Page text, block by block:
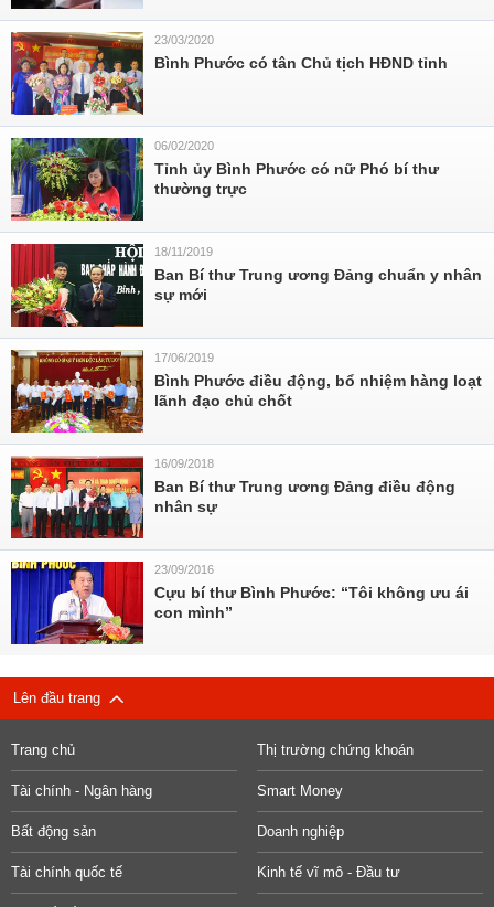
23/03/2020
Bình Phước có tân Chủ tịch HĐND tỉnh
06/02/2020
Tỉnh ủy Bình Phước có nữ Phó bí thư
thường trực
18/11/2019
Ban Bí thư Trung ương Đảng chuẩn y nhân
sự mới
17/06/2019
Bình Phước điều động, bổ nhiệm hàng loạt
lãnh đạo chủ chốt
16/09/2018
Ban Bí thư Trung ương Đảng điều động
nhân sự
23/09/2016
Cựu bí thư Bình Phước: “Tôi không ưu ái
con mình”
Lên đầu trang
Trang chủ Thị trường chứng khoán
Tài chính - Ngân hàng Smart Money
Bất động sản Doanh nghiệp
Tài chính quốc tế Kinh tế vĩ mô - Đầu tư